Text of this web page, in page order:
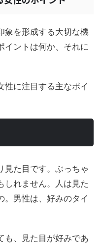
象を形成する大切な機
イントは何か、それに
性に注目する主なポイ
見た目です。ぶっちゃ
しれません。人は見た
。男性は、好みのタイ
も、見た目が好みであ